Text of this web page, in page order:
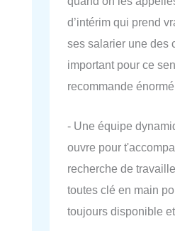
d’intérim qui prend
ses salarier une des
important pour ce
recommande
- Une équipe
ouvre pour
recherche de
toutes clé en main
toujours disponible